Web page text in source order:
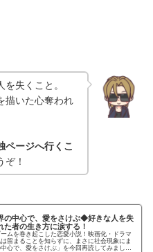
失くこと。
描いた心奪われ
ページへ行くこ
ぞ！
の中心で、愛をさけぶ◆好きな人を失
た者の生き方に涙する！
ームを巻き起こした恋愛小説！映画化・ドラマ
留まることを知らずに、まさに社会現象にま
心で、愛をさけぶ」を今回再読してみまし